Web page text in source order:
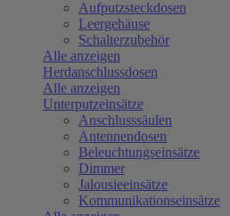
Aufputzsteckdosen
Leergehäuse
Schalterzubehör
Alle anzeigen
Herdanschlussdosen
Alle anzeigen
Unterputzeinsätze
Anschlusssäulen
Antennendosen
Beleuchtungseinsätze
Dimmer
Jalousieeinsätze
Kommunikationseinsätze